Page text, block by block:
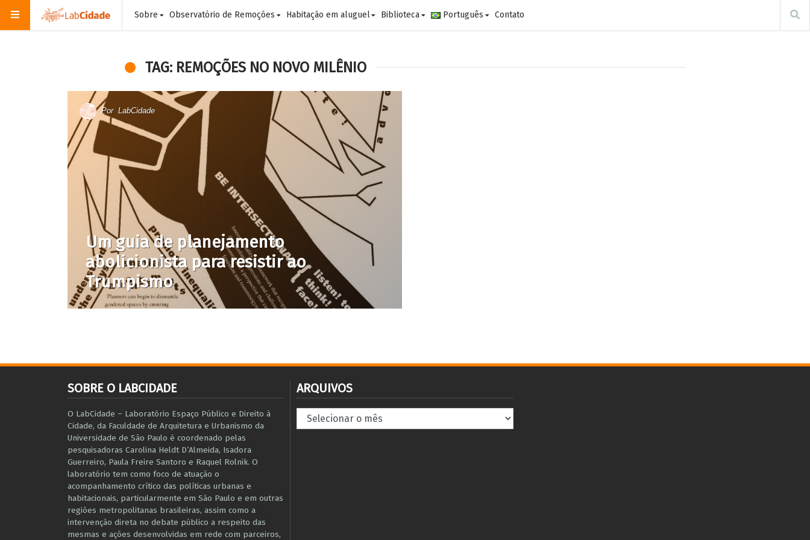
Sobre Observatório de Remoções Habitação em aluguel Biblioteca Português Contato
TAG: REMOÇÕES NO NOVO MILÊNIO
Por LabCidade
Um guia de planejamento
abolicionista para resistir ao
Trumpismo
SOBRE O LABCIDADE
O LabCidade – Laboratório Espaço Público e Direito à
Cidade, da Faculdade de Arquitetura e Urbanismo da
Universidade de São Paulo é coordenado pelas
pesquisadoras Carolina Heldt D’Almeida, Isadora
Guerreiro, Paula Freire Santoro e Raquel Rolnik. O
laboratório tem como foco de atuação o
acompanhamento crítico das políticas urbanas e
habitacionais, particularmente em São Paulo e ​em outras
regiões metropolitanas brasileiras, assim como a
intervenção direta no debate público a respeito das
mesmas e ações desenvolvidas em r​e​de com parceiros,
ARQUIVOS
Arquivos